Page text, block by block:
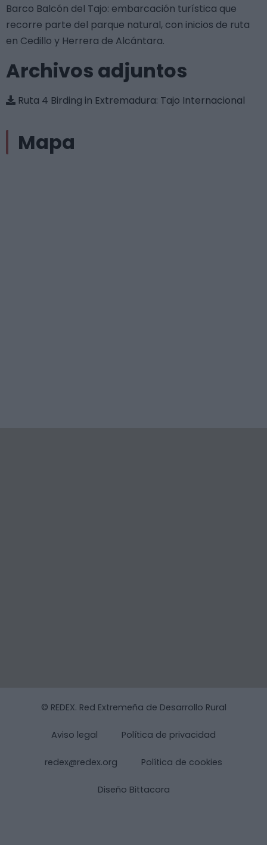
Barco Balcón del Tajo: embarcación turística que
recorre parte del parque natural, con inicios de ruta
en Cedillo y Herrera de Alcántara.
Archivos adjuntos
Ruta 4 Birding in Extremadura: Tajo Internacional
Mapa
© REDEX. Red Extremeña de Desarrollo Rural
Aviso legal Política de privacidad
redex@redex.org Política de cookies
Diseño Bittacora